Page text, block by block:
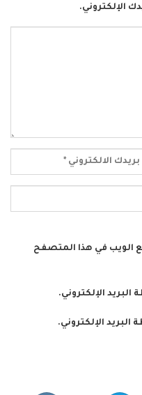
الإلكتروني.
الويب في هذا المتصفح
الإلكتروني.
الإلكتروني.